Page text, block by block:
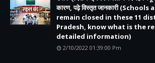
कारण, पढ़े विस्तृत जानकारी
remain closed in these 11
Pradesh, know what is the
detailed information)
2/10/2022 01:39:00 Pm